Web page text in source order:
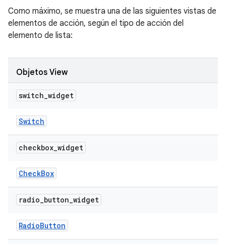
Como máximo, se muestra una de las siguientes vistas de
elementos de acción, según el tipo de acción del
elemento de lista:
Objetos View
switch_widget
Switch
checkbox_widget
CheckBox
radio_button_widget
RadioButton